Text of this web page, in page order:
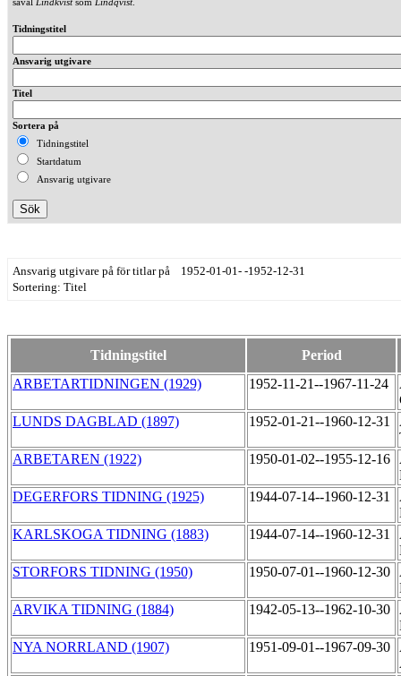
Tidningstitel
Ansvarig utgivare
Titel
Sortera på
Tidningstitel
Startdatum
Ansvarig utgivare
Ansvarig utgivare på för titlar på 1952-01-01- -1952-12-31
Sortering: Titel
Tidningstitel
Period
ARBETARTIDNINGEN (1929)
1952-11-21--1967-11-24
LUNDS DAGBLAD (1897)
1952-01-21--1960-12-31
ARBETAREN (1922)
1950-01-02--1955-12-16
DEGERFORS TIDNING (1925)
1944-07-14--1960-12-31
KARLSKOGA TIDNING (1883)
1944-07-14--1960-12-31
STORFORS TIDNING (1950)
1950-07-01--1960-12-30
ARVIKA TIDNING (1884)
1942-05-13--1962-10-30
NYA NORRLAND (1907)
1951-09-01--1967-09-30